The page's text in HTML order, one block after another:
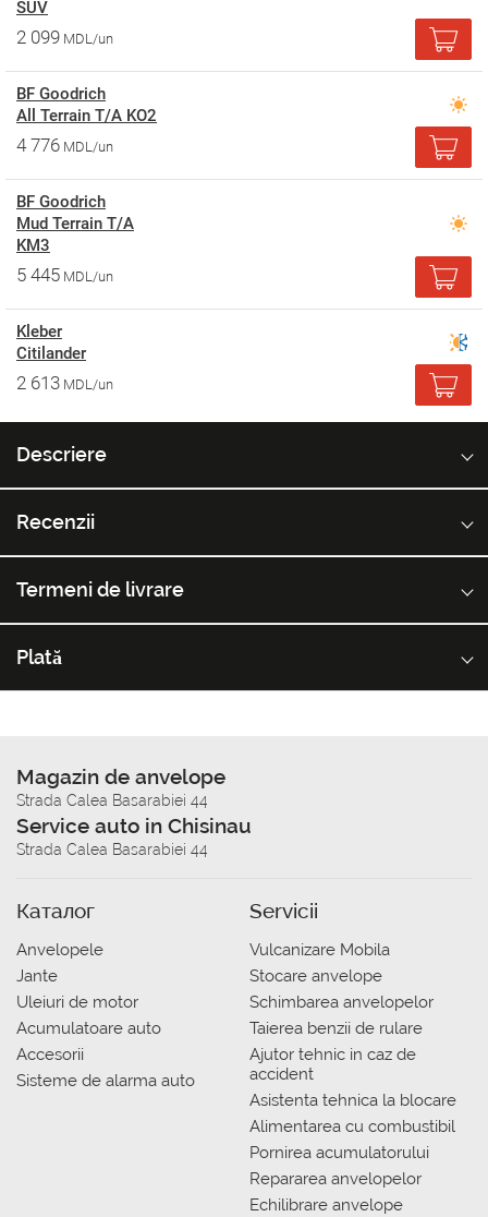
SUV
2 099 MDL/un
BF Goodrich
All Terrain T/A KO2
4 776 MDL/un
BF Goodrich
Mud Terrain T/A
KM3
5 445 MDL/un
Kleber
Citilander
2 613 MDL/un
Descriere
Recenzii
Termeni de livrare
Plată
Magazin de anvelope
Strada Calea Basarabiei 44
Service auto in Chisinau
Strada Calea Basarabiei 44
Каталог
Anvelopele
Jante
Uleiuri de motor
Acumulatoare auto
Accesorii
Sisteme de alarma auto
Servicii
Vulcanizare Mobila
Stocare anvelope
Schimbarea anvelopelor
Taierea benzii de rulare
Ajutor tehnic in caz de
accident
Asistenta tehnica la blocare
Alimentarea cu combustibil
Pornirea acumulatorului
Repararea anvelopelor
Echilibrare anvelope